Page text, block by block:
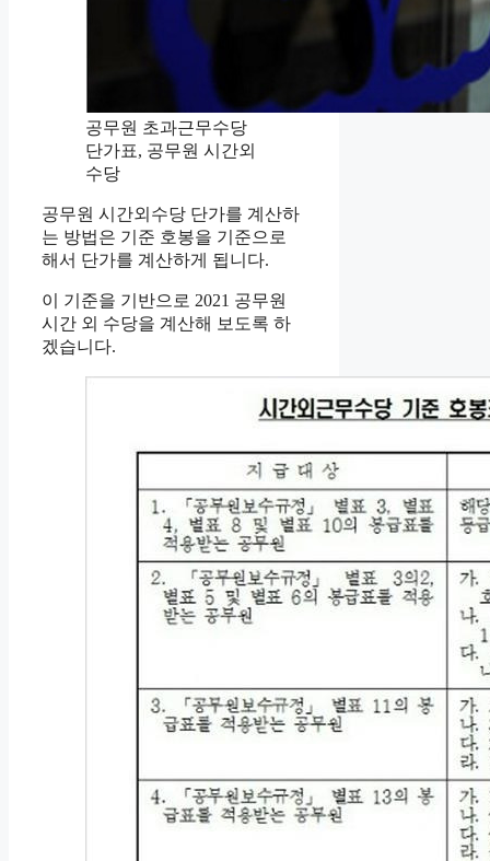
공무원 초과근무수당
단가표, 공무원 시간외
수당
공무원 시간외수당 단가를 계산하
는 방법은 기준 호봉을 기준으로
해서 단가를 계산하게 됩니다.
이 기준을 기반으로 2021 공무원
시간 외 수당을 계산해 보도록 하
겠습니다.